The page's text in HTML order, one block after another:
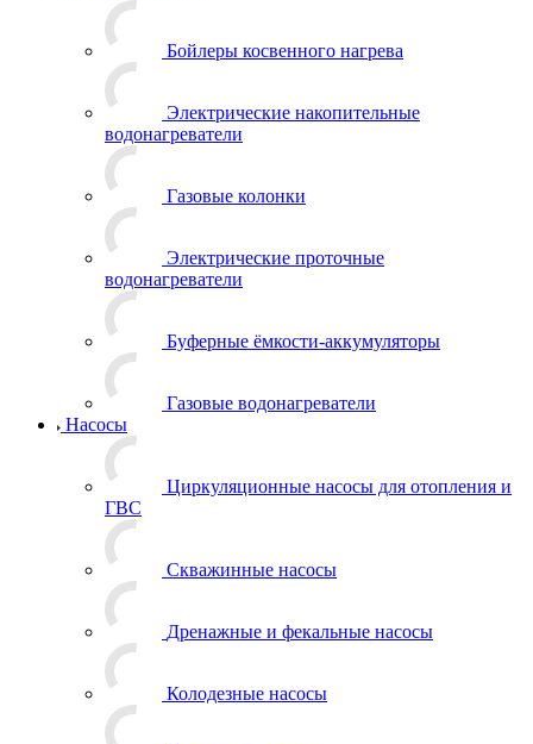
Бойлеры косвенного нагрева
Электрические накопительные
водонагреватели
Газовые колонки
Электрические проточные
водонагреватели
Буферные ёмкости-аккумуляторы
Газовые водонагреватели
Насосы
Циркуляционные насосы для отопления и
ГВС
Скважинные насосы
Дренажные и фекальные насосы
Колодезные насосы